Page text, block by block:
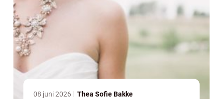
08 juni 2026 Thea Sofie Bakke